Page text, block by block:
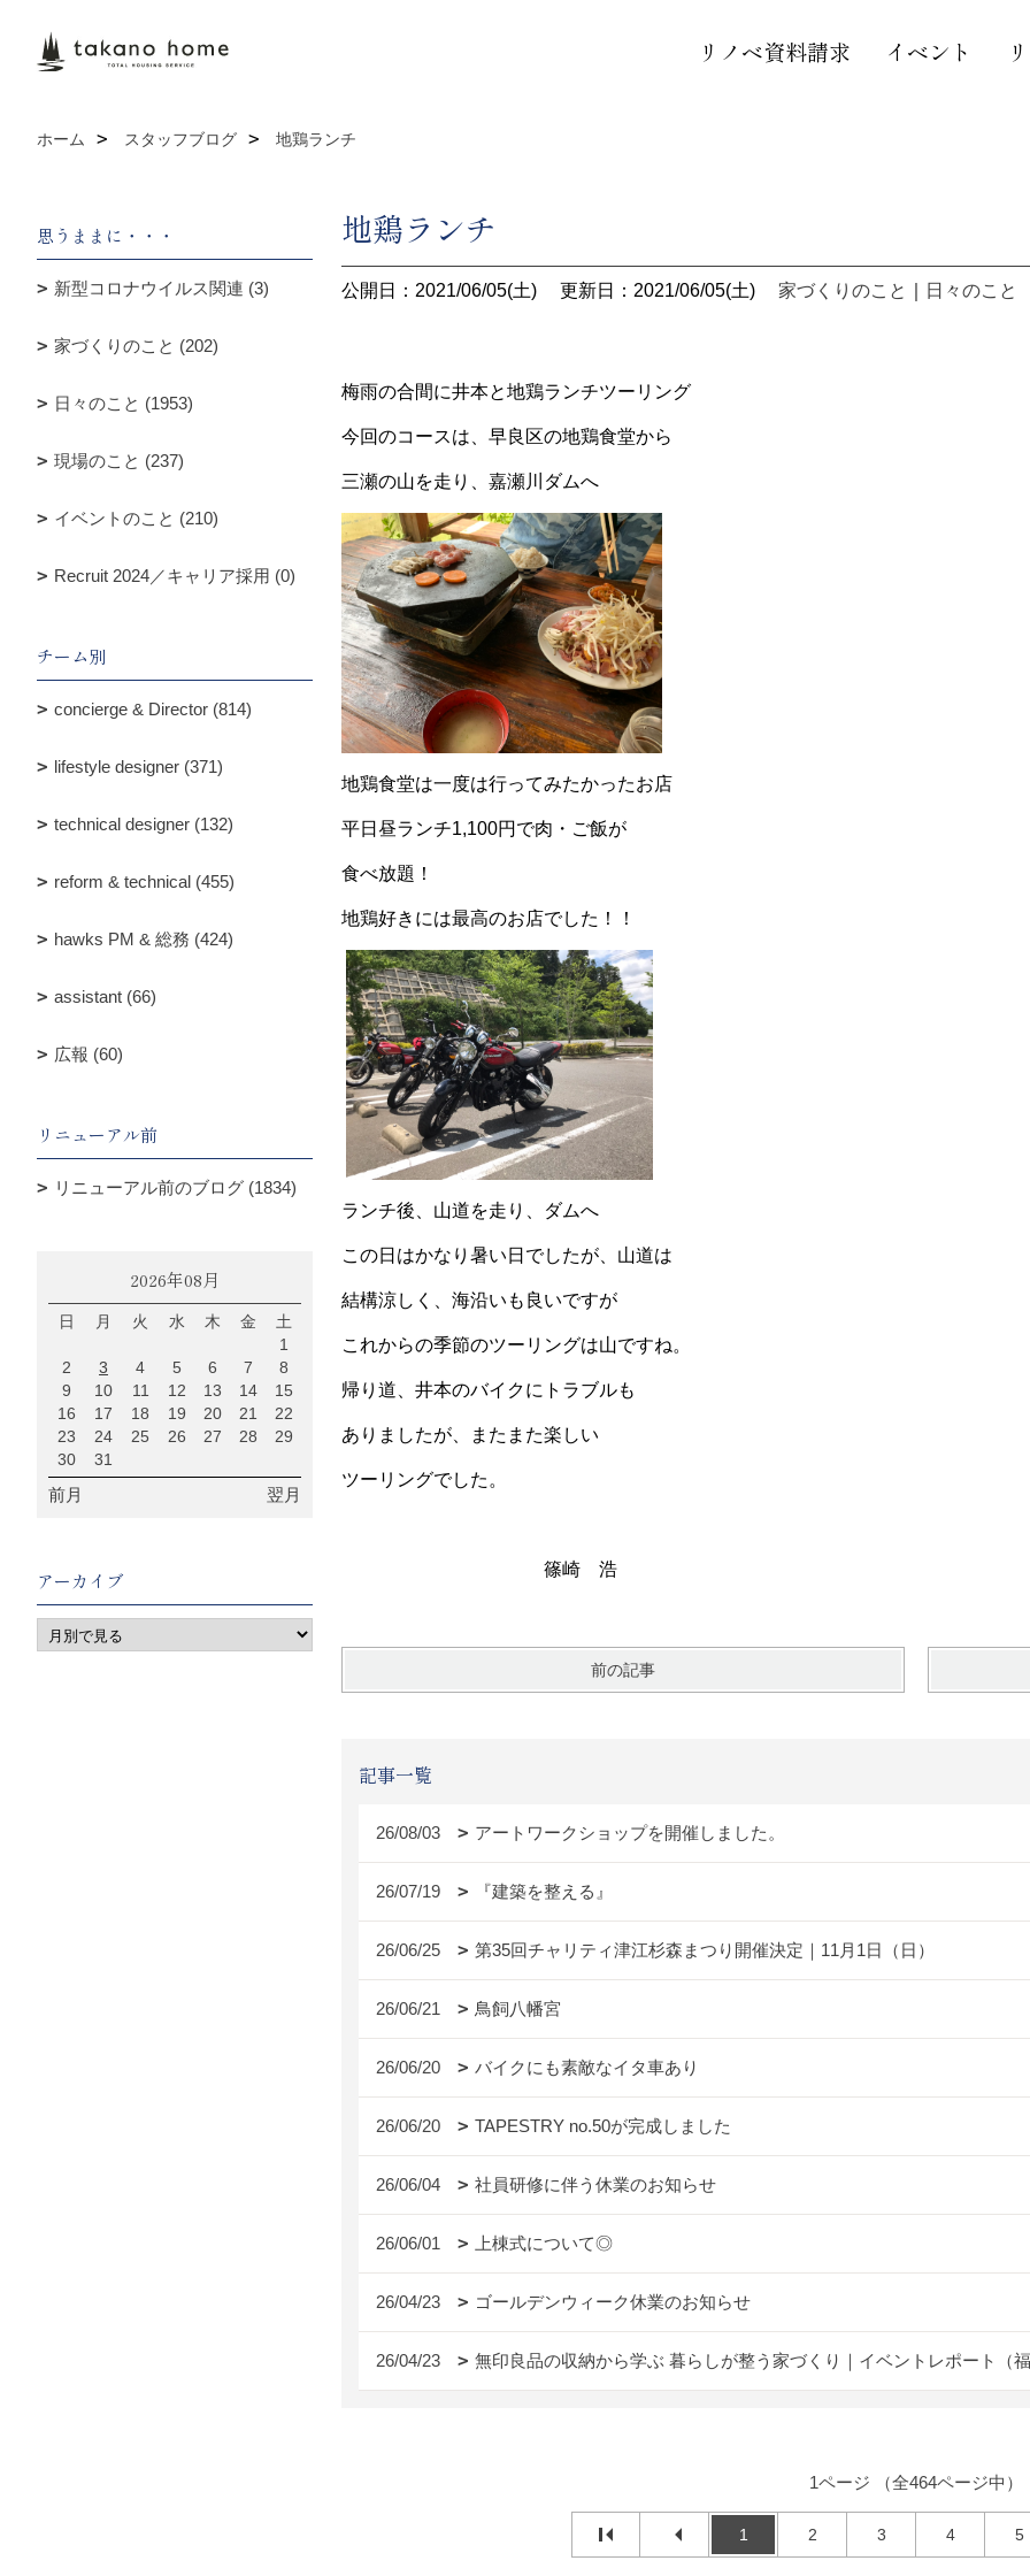
リノベ資料請求 イベント
ホーム スタッフブログ 地鶏ランチ
地鶏ランチ
公開日：2021/06/05(土) 更新日：2021/06/05(土) 家づくりのこと 日々のこと
梅雨の合間に井本と地鶏ランチツーリング
今回のコースは、早良区の地鶏食堂から
三瀬の山を走り、嘉瀬川ダムへ
地鶏食堂は一度は行ってみたかったお店
平日昼ランチ1,100円で肉・ご飯が
食べ放題！
地鶏好きには最高のお店でした！！
ランチ後、山道を走り、ダムへ
この日はかなり暑い日でしたが、山道は
結構涼しく、海沿いも良いですが
これからの季節のツーリングは山ですね。
帰り道、井本のバイクにトラブルも
ありましたが、またまた楽しい
ツーリングでした。
篠崎 浩
前の記事
記事一覧
26/08/03 アートワークショップを開催しました。
26/07/19 『建築を整える』
26/06/25 第35回チャリティ津江杉森まつり開催決定｜11月1日（日）
26/06/21 鳥飼八幡宮
26/06/20 バイクにも素敵なイタ車あり
26/06/20 TAPESTRY no.50が完成しました
26/06/04 社員研修に伴う休業のお知らせ
26/06/01 上棟式について◎
26/04/23 ゴールデンウィーク休業のお知らせ
26/04/23 無印良品の収納から学ぶ 暮らしが整う家づくり｜イベントレポート（
1ページ （全464ページ中）
1 2 3 4 5
思うままに・・・
新型コロナウイルス関連 (3)
家づくりのこと (202)
日々のこと (1953)
現場のこと (237)
イベントのこと (210)
Recruit 2024／キャリア採用 (0)
チーム別
concierge & Director (814)
lifestyle designer (371)
technical designer (132)
reform & technical (455)
hawks PM & 総務 (424)
assistant (66)
広報 (60)
リニューアル前
リニューアル前のブログ (1834)
2026年08月
日 月 火 水 木 金
土
1
2
3 4 5 6 7
8
9
10 11 12 13 14
15
16
17 18 19 20 21
22
23
24 25 26 27 28
29
30
31
前月 翌月
アーカイブ